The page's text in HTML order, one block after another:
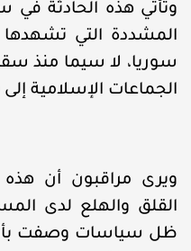
وتأتي هذه الحادثة
المشددة التي
سوريا، لا سيما منذ
الجماعات الإسلامية
ويرى مراقبون أن
القلق والهلع لدى
ظل سياسات وصفت